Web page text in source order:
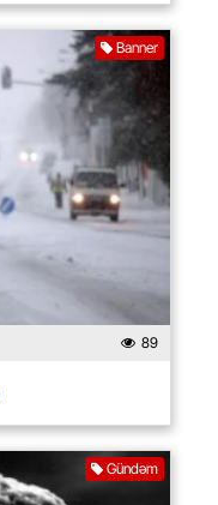
Banner
89
Gündəm